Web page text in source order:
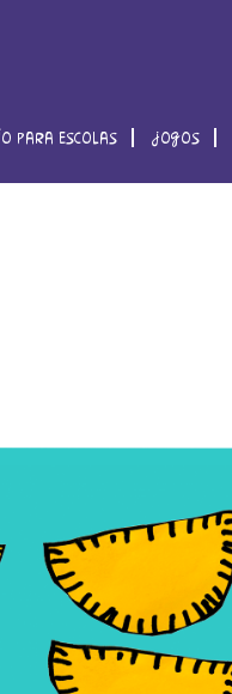
para escolas jogos